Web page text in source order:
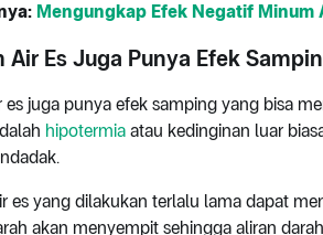
Mengungkap Efek Negatif Minum
Air Es Juga Punya Efek
es juga punya efek samping yang bisa
hipotermia atau kedinginan luar
es yang dilakukan terlalu lama dapat
akan menyempit sehingga aliran